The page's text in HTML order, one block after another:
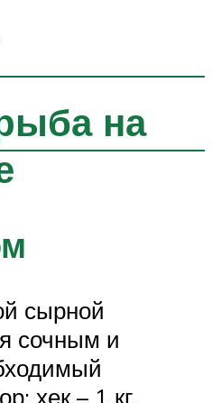
на
сырной
сочным и
хек – 1 кг,